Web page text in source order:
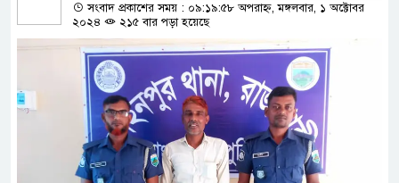
সংবাদ প্রকাশের সময় : ০৯:১৯:৫৮ অপরাহ্ন, মঙ্গলবার, ১ অক্টোবর
২০২৪
২১৫ বার পড়া হয়েছে